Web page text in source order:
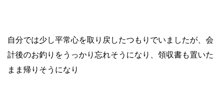
自分では少し平常心を取り戻したつもりでいましたが、会
計後のお釣りをうっかり忘れそうになり、領収書も置いた
まま帰りそうになり